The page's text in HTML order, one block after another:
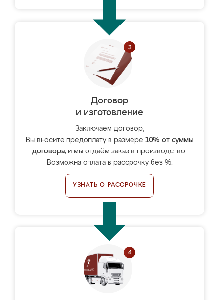
Договор
и изготовление
Заключаем договор,
Вы вносите предоплату в размере 10% от суммы
договора, и мы отдаём заказ в производство.
Возможна оплата в рассрочку без %.
УЗНАТЬ О РАССРОЧКЕ